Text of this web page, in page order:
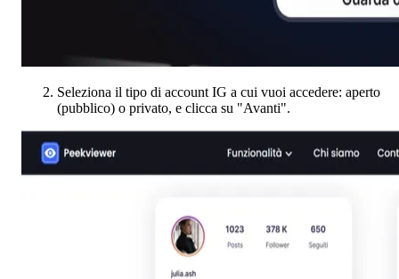
Seleziona il tipo di account IG a cui vuoi accedere: aperto
(pubblico) o privato, e clicca su "Avanti".